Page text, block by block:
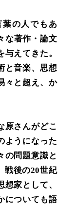
の人でもあ
な著作・論文
えてきた。
と音楽、思想
々と超え、か
原さんがどこ
ようになった
の問題意識と
戦後の20世紀
家として、
についても語